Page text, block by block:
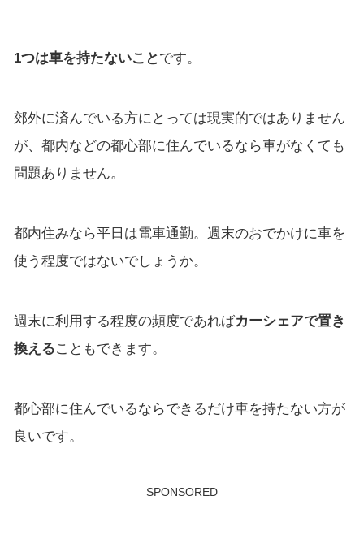
1つは車を持たないこと です。
郊外に済んでいる方にとっては現実的ではありません
が、都内などの都心部に住んでいるなら車がなくても
問題ありません。
都内住みなら平日は電車通勤。週末のおでかけに車を
使う程度ではないでしょうか。
週末に利用する程度の頻度であればカーシェアで置き
換えることもできます。
都心部に住んでいるならできるだけ車を持たない方が
良いです。
SPONSORED